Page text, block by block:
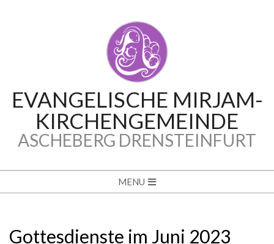
EVANGELISCHE MIRJAM-
KIRCHENGEMEINDE
ASCHEBERG DRENSTEINFURT
Navigation
MENU
Gottesdienste im Juni 2023